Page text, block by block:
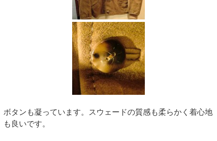
ボタンも凝っています。スウェードの質感も柔らかく着心地
も良いです。